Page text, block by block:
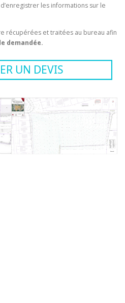
les informations sur le
récupérées et traitées au bureau afin
demandée.
UN DEVIS